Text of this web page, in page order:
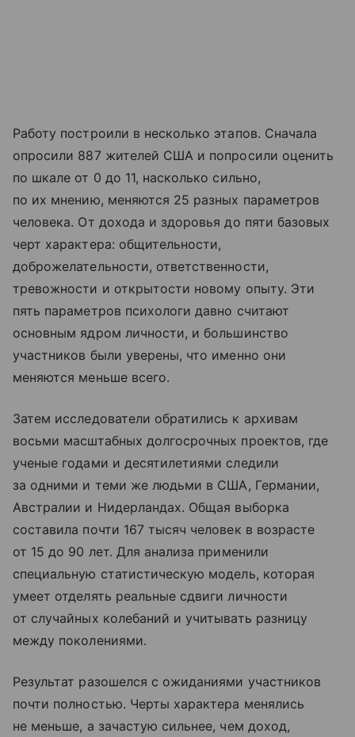
Работу построили в несколько этапов. Сначала
опросили 887 жителей США и попросили оценить
по шкале от 0 до 11, насколько сильно,
по их мнению, меняются 25 разных параметров
человека. От дохода и здоровья до пяти базовых
черт характера: общительности,
доброжелательности, ответственности,
тревожности и открытости новому опыту. Эти
пять параметров психологи давно считают
основным ядром личности, и большинство
участников были уверены, что именно они
меняются меньше всего.
Затем исследователи обратились к архивам
восьми масштабных долгосрочных проектов, где
ученые годами и десятилетиями следили
за одними и теми же людьми в США, Германии,
Австралии и Нидерландах. Общая выборка
составила почти 167 тысяч человек в возрасте
от 15 до 90 лет. Для анализа применили
специальную статистическую модель, которая
умеет отделять реальные сдвиги личности
от случайных колебаний и учитывать разницу
между поколениями.
Результат разошелся с ожиданиями участников
почти полностью. Черты характера менялись
не меньше, а зачастую сильнее, чем доход,